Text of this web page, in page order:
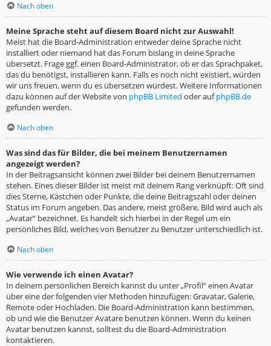
Nach oben
Meine Sprache steht auf diesem Board nicht zur Auswahl!
Meist hat die Board-Administration entweder deine Sprache nicht
installiert oder niemand hat das Forum bislang in deine Sprache
übersetzt. Frage ggf. einen Board-Administrator, ob er das Sprachpaket,
das du benötigst, installieren kann. Falls es noch nicht existiert, würden
wir uns freuen, wenn du es übersetzen würdest. Weitere Informationen
dazu können auf der Website von phpBB Limited oder aufphpBB.de
gefunden werden.
Nach oben
Was sind das für Bilder, die bei meinem Benutzernamen
angezeigt werden?
In der Beitragsansicht können zwei Bilder bei deinem Benutzernamen
stehen. Eines dieser Bilder ist meist mit deinem Rang verknüpft: Oft sind
dies Sterne, Kästchen oder Punkte, die deine Beitragszahl oder deinen
Status im Forum angeben. Das andere, meist größere, Bild wird auch als
„Avatar“ bezeichnet. Es handelt sich hierbei in der Regel um ein
persönliches Bild, welches von Benutzer zu Benutzer unterschiedlich ist.
Nach oben
Wie verwende ich einen Avatar?
In deinem persönlichen Bereich kannst du unter „Profil“ einen Avatar
über eine der folgenden vier Methoden hinzufügen: Gravatar, Galerie,
Remote oder Hochladen. Die Board-Administration kann bestimmen,
ob und wie die Benutzer Avatare benutzen können. Wenn du keinen
Avatar benutzen kannst, solltest du die Board-Administration
kontaktieren.